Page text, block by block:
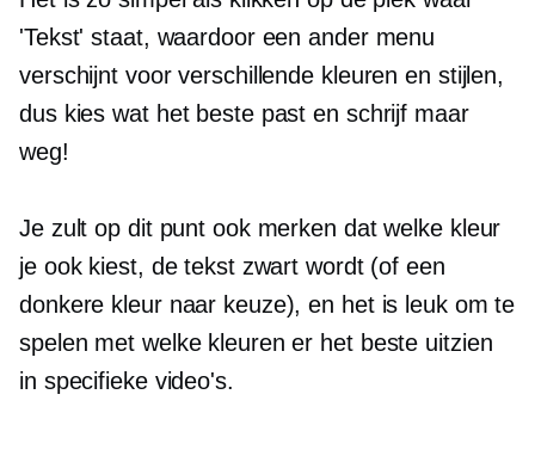
'Tekst' staat, waardoor een ander menu
verschijnt voor verschillende kleuren en stijlen,
dus kies wat het beste past en schrijf maar
weg!
Je zult op dit punt ook merken dat welke kleur
je ook kiest, de tekst zwart wordt (of een
donkere kleur naar keuze), en het is leuk om te
spelen met welke kleuren er het beste uitzien
in specifieke video's.